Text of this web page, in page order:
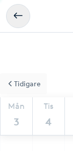
Mån
3
Tis
4
Tidigare